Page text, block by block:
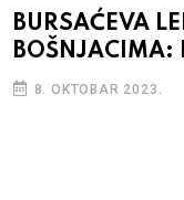
BURSAĆEVA
8. OKTOBAR 2023.